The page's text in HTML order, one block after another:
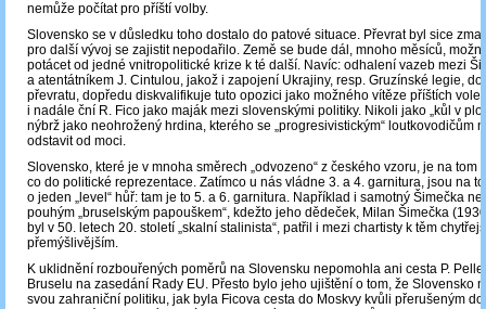
nemůže počítat pro příští volby.
Slovensko se v důsledku toho dostalo do patové situace. Převrat byl sice
pro další vývoj se zajistit nepodařilo. Země se bude dál, mnoho měsíců,
potácet od jedné vnitropolitické krize k té další. Navíc: odhalení vazeb mezi
a atentátníkem J. Cintulou, jakož i zapojení Ukrajiny, resp. Gruzínské legie,
převratu, dopředu diskvalifikuje tuto opozici jako možného vítěze příštích
i nadále ční R. Fico jako maják mezi slovenskými politiky. Nikoli jako „kůl v
nýbrž jako neohrožený hrdina, kterého se „progresivistickým“ loutkovodičům
odstavit od moci.
Slovensko, které je v mnoha směrech „odvozeno“ z českého vzoru, je na tom
co do politické reprezentace. Zatímco u nás vládne 3. a 4. garnitura, jsou na
o jeden „level“ hůř: tam je to 5. a 6. garnitura. Například i samotný Šimečka
pouhým „bruselským papouškem“, kdežto jeho dědeček, Milan Šimečka
byl v 50. letech 20. století „skalní stalinista“, patřil i mezi chartisty k těm
přemýšlivějším.
K uklidnění rozbouřených poměrů na Slovensku nepomohla ani cesta P.
Bruselu na zasedání Rady EU. Přesto bylo jeho ujištění o tom, že Slovensko
svou zahraniční politiku, jak byla Ficova cesta do Moskvy kvůli přerušeným